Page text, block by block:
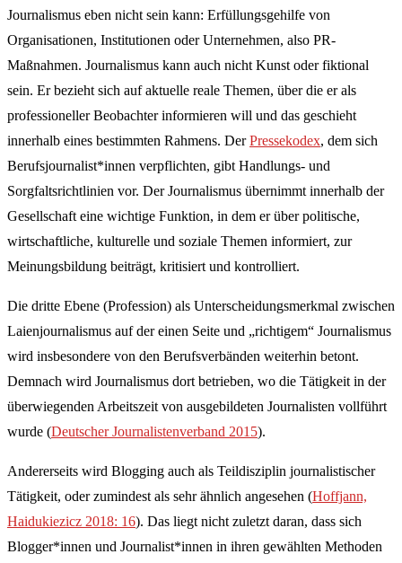
Journalismus eben nicht sein kann: Erfüllungsgehilfe von
Organisationen, Institutionen oder Unternehmen, also PR-
Maßnahmen. Journalismus kann auch nicht Kunst oder fiktional
sein. Er bezieht sich auf aktuelle reale Themen, über die er als
professioneller Beobachter informieren will und das geschieht
innerhalb eines bestimmten Rahmens. DerPressekodex, dem sich
Berufsjournalist*innen verpflichten, gibt Handlungs- und
Sorgfaltsrichtlinien vor. Der Journalismus übernimmt innerhalb der
Gesellschaft eine wichtige Funktion, in dem er über politische,
wirtschaftliche, kulturelle und soziale Themen informiert, zur
Meinungsbildung beiträgt, kritisiert und kontrolliert.
Die dritte Ebene (Profession) als Unterscheidungsmerkmal zwischen
Laienjournalismus auf der einen Seite und „richtigem“ Journalismus
wird insbesondere von den Berufsverbänden weiterhin betont.
Demnach wird Journalismus dort betrieben, wo die Tätigkeit in der
überwiegenden Arbeitszeit von ausgebildeten Journalisten vollführt
wurde (Deutscher Journalistenverband 2015).
Andererseits wird Blogging auch als Teildisziplin journalistischer
Tätigkeit, oder zumindest als sehr ähnlich angesehen (Hoffjann,
Haidukiezicz 2018: 16). Das liegt nicht zuletzt daran, dass sich
Blogger*innen und Journalist*innen in ihren gewählten Methoden